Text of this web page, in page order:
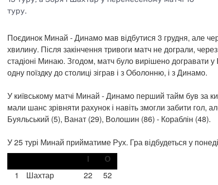
туру.
Поєдинок Минай - Динамо мав відбутися 3 грудня, але
хвилину. Після закінчення тривоги матч не дограли,
стадіоні Минаю. Згодом, матч було вирішено догравати у
одну поїздку до столиці зіграв і з Оболонню, і з Динамо.
У київському матчі Минай - Динамо перший тайм був за
мали шанс зрівняти рахунок і навіть змогли забити гол,
Буяльський (5), Ванат (29), Волошин (86) - Кораблін (48).
У 25 турі Минай прийматиме Рух. Гра відбудеться у
І
О
1
Шахтар 22
52